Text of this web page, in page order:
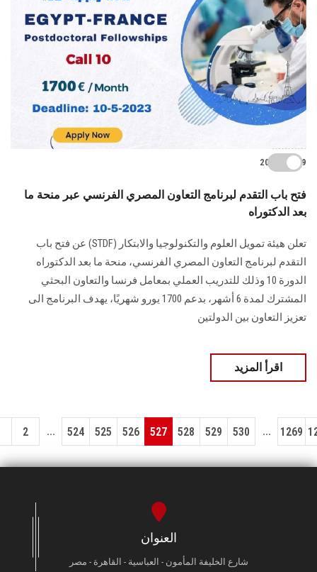
2023-03-19
فتح باب التقدم لبرنامج التعاون المصري الفرنسي عبر منحة ما
بعد الدكتوراه
تعلن هيئة تمويل العلوم والتكنولوجيا والابتكار (STDF) عن فتح باب
التقدم لبرنامج التعاون المصري الفرنسي، منحة ما بعد الدكتوراه
الدورة 10 وذلك للتدريب العملي بمعامل فرنسا والتعاون البحثي
المشترك لمدة 6 أشهر، بدعم 1700 يورو شهريًا، يهدف البرنامج الى
تعزيز التعاون بين الدولتين
اقرأ المزيد
2 ... 524 525 526 527 528 529 530 ... 1269
العنوان
شارع الخليفة المأمون - العباسية - القاهرة - مصر